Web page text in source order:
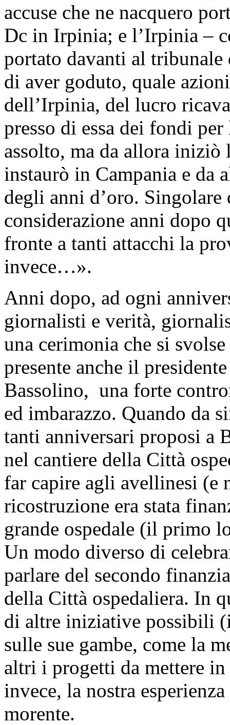
accuse che ne nacquero
Dc in Irpinia; e l’Irpinia –
portato davanti al
di aver goduto, quale
dell’Irpinia, del lucro
presso di essa dei fondi
assolto, ma da allora iniziò
instaurò in Campania e da
degli anni d’oro.
considerazione anni dopo
fronte a tanti attacchi la
invece…».
Anni dopo, ad ogni
giornalisti e verità,
una cerimonia che si
presente anche il
Bassolino, una forte
ed imbarazzo. Quando da
tanti anniversari proposi a
nel cantiere della Città
far capire agli avellinesi (e
ricostruzione era stata
grande ospedale (il primo
Un modo diverso di
parlare del secondo
della Città ospedaliera. In
di altre iniziative possibili
sulle sue gambe, come la
altri i progetti da mettere in
invece, la nostra
morente.